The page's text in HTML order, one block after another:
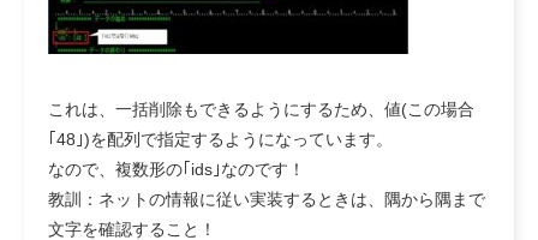
これは、一括削除もできるようにするため、値(この場合
｢48｣)を配列で指定するようになっています。
なので、複数形の｢ids｣なのです！
教訓：ネットの情報に従い実装するときは、隅から隅まで
文字を確認すること！